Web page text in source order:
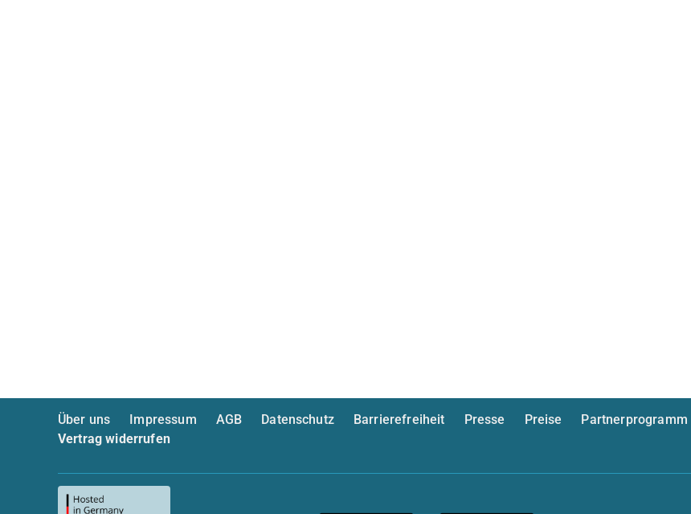
Über uns Impressum AGB Datenschutz Barrierefreiheit Presse Preise
Partnerprogramm
Vertrag widerrufen